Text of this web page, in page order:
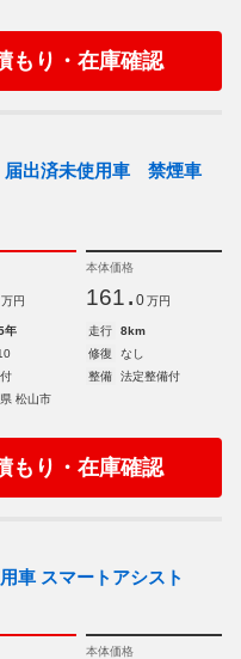
もり・在庫確認
届出済未使用車 禁煙車
万円
本体価格
161. 0 万円
年 走行
8km
修復
なし
整備
法定整備付
松山市
もり・在庫確認
車 スマートアシスト
本体価格